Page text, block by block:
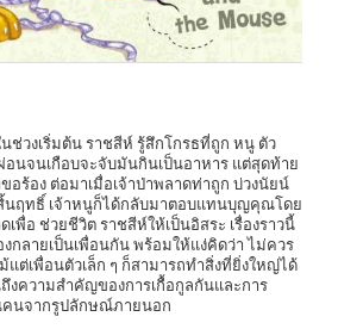
ช่วงเริ่มต้น ราชสีห์ รู้สึกโกรธที่ถูก หนู ตัว
นจนเกือบจะจับมันกินเป็นอาหาร แต่สุดท้าย
ร้อง ต่อมาเมื่อเจ้าป่าพลาดท่าถูก บ่วงนัยน์
นฤทธิ์ เจ้าหนูก็ได้กลับมาตอบแทนบุญคุณโดย
พื่อ ช่วยชีวิต ราชสีห์ให้เป็นอิสระ เรื่องราวนี้
กลายเป็นเพื่อนกัน พร้อมให้แง่คิดว่า ไม่ควร
แต่เพื่อนตัวเล็ก ๆ ก็สามารถทำสิ่งที่ยิ่งใหญ่ได้
งความสำคัญของการเกื้อกูลกันและการ
นจากรูปลักษณ์ภายนอก